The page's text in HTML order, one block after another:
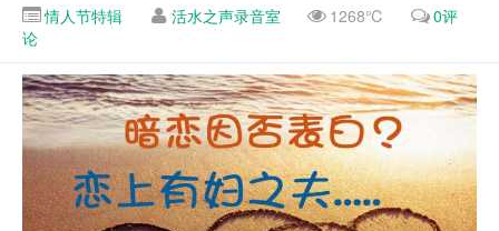
情人节特辑 活水之声录音室 1268℃
0评
论